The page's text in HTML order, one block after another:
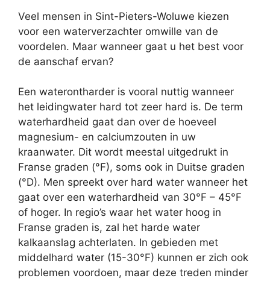
Veel mensen in Sint-Pieters-Woluwe kiezen
voor een waterverzachter omwille van de
voordelen. Maar wanneer gaat u het best voor
de aanschaf ervan?
Een waterontharder is vooral nuttig wanneer
het leidingwater hard tot zeer hard is. De term
waterhardheid gaat dan over de hoeveel
magnesium- en calciumzouten in uw
kraanwater. Dit wordt meestal uitgedrukt in
Franse graden (°F), soms ook in Duitse graden
(°D). Men spreekt over hard water wanneer het
gaat over een waterhardheid van 30°F – 45°F
of hoger. In regio’s waar het water hoog in
Franse graden is, zal het harde water
kalkaanslag achterlaten. In gebieden met
middelhard water (15-30°F) kunnen er zich ook
problemen voordoen, maar deze treden minder